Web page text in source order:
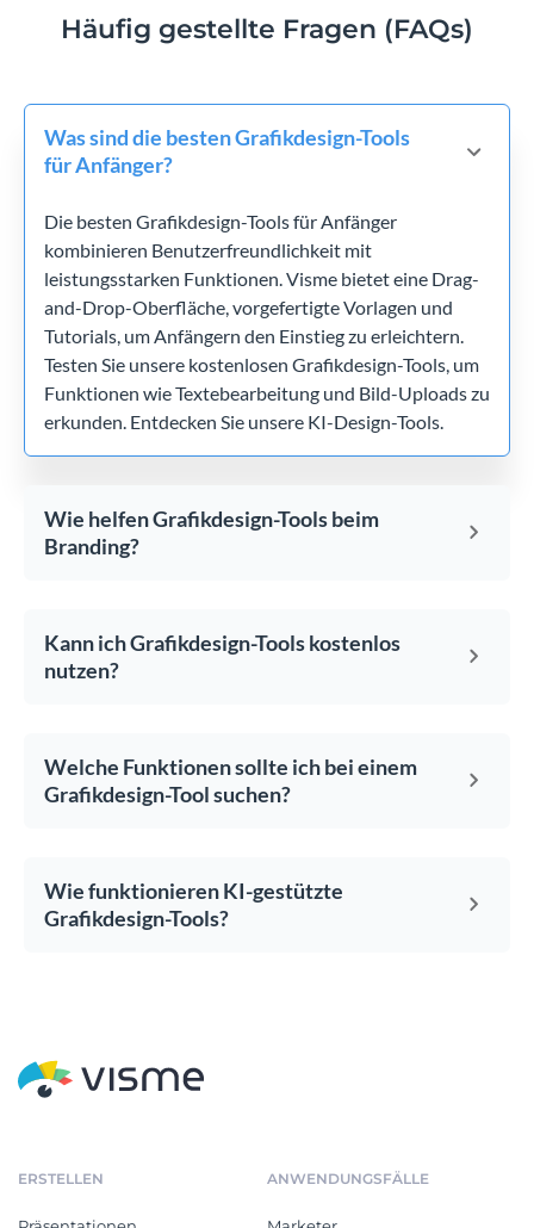
Häufig gestellte Fragen (FAQs)
Was sind die besten Grafikdesign-Tools
für Anfänger?
Die besten Grafikdesign-Tools für Anfänger
kombinieren Benutzerfreundlichkeit mit
leistungsstarken Funktionen. Visme bietet eine Drag-
and-Drop-Oberfläche, vorgefertigte Vorlagen und
Tutorials, um Anfängern den Einstieg zu erleichtern.
Testen Sie unsere kostenlosen Grafikdesign-Tools, um
Funktionen wie Textebearbeitung und Bild-Uploads zu
erkunden. Entdecken Sie unsere KI-Design-Tools.
Wie helfen Grafikdesign-Tools beim
Branding?
Kann ich Grafikdesign-Tools kostenlos
nutzen?
Welche Funktionen sollte ich bei einem
Grafikdesign-Tool suchen?
Wie funktionieren KI-gestützte
Grafikdesign-Tools?
ERSTELLEN ANWENDUNGSFÄLLE